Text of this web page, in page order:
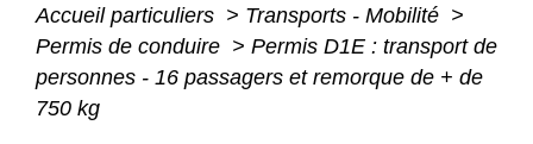
Accueil particuliers > Transports - Mobilité >
Permis de conduire > Permis D1E : transport de
personnes - 16 passagers et remorque de + de
750 kg